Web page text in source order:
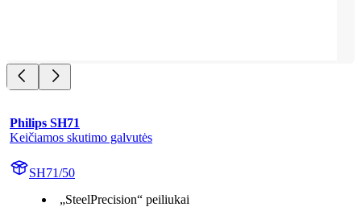
Philips SH71
Keičiamos skutimo galvutės
SH71/50
„SteelPrecision“ peiliukai